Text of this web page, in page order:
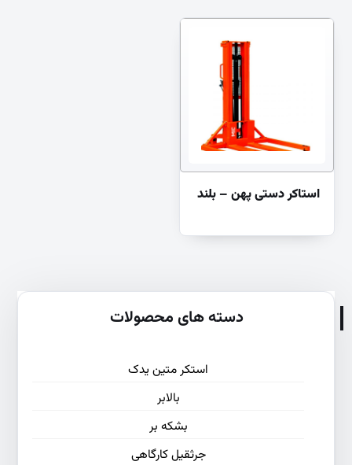
استاکر دستی پهن – بلند
دسته های محصولات
استکر متین یدک
بالابر
بشکه بر
جرثقیل کارگاهی